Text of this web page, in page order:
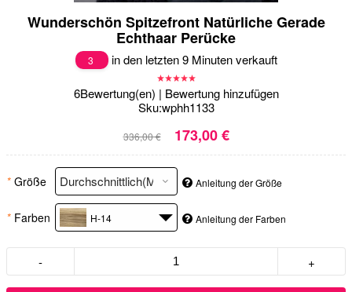
Wunderschön Spitzefront Natürliche Gerade
Echthaar Perücke
3 in den letzten 9 Minuten verkauft
6Bewertung(en) | Bewertung hinzufügen
Sku:wphh1133
336,00 € 173,00 €
* Größe Anleitung der Größe
* Farben H-14 Anleitung der Farben
- +